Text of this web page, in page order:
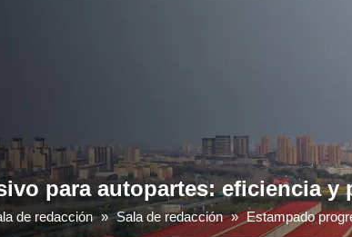
para autopartes: eficiencia
de redacción » Sala de redacción » Estampado